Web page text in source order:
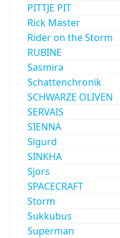
PITTJE PIT
Rick Master
Rider on the Storm
RUBINE
Sasmira
Schattenchronik
SCHWARZE OLIVEN
SERVAIS
SIENNA
Sigurd
SINKHA
Sjors
SPACECRAFT
Storm
Sukkubus
Superman